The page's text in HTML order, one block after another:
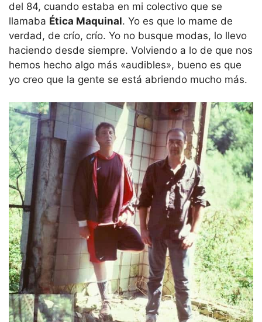
del 84, cuando estaba en mi colectivo que se
llamaba Ética Maquinal. Yo es que lo mame de
verdad, de crío, crío. Yo no busque modas, lo llevo
haciendo desde siempre. Volviendo a lo de que nos
hemos hecho algo más «audibles», bueno es que
yo creo que la gente se está abriendo mucho más.